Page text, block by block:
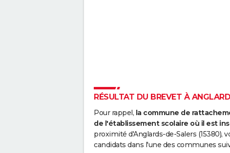
RÉSULTAT DU BREVET À
Pour rappel, la commune de
de l'établissement scolaire où il est
proximité d'Anglards-de-Salers (15380),
candidats dans l'une des communes